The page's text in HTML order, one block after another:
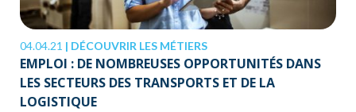
04.04.21 | DÉCOUVRIR LES MÉTIERS
EMPLOI : DE NOMBREUSES OPPORTUNITÉS DANS
LES SECTEURS DES TRANSPORTS ET DE LA
LOGISTIQUE